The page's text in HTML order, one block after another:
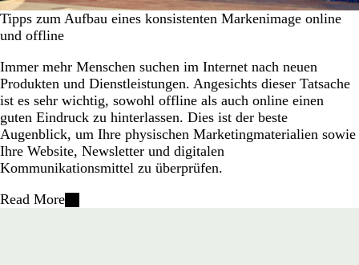
Tipps zum Aufbau eines konsistenten Markenimage online
und offline
Immer mehr Menschen suchen im Internet nach neuen
Produkten und Dienstleistungen. Angesichts dieser Tatsache
ist es sehr wichtig, sowohl offline als auch online einen
guten Eindruck zu hinterlassen. Dies ist der beste
Augenblick, um Ihre physischen Marketingmaterialien sowie
Ihre Website, Newsletter und digitalen
Kommunikationsmittel zu überprüfen.
Read More